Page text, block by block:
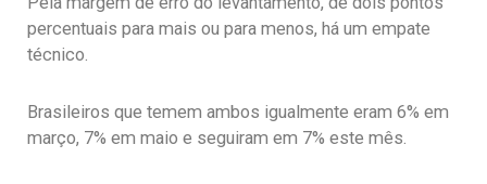
percentuais para mais ou para menos, há um empate
técnico.
Brasileiros que temem ambos igualmente eram 6% em
março, 7% em maio e seguiram em 7% este mês.